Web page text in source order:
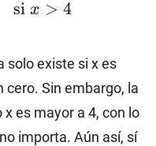
si x > 4
solo existe si x es
cero. Sin embargo, la
es mayor a 4, con lo
importa. Aún así, sí